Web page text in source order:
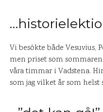
Vi besökte både
men priset som
våra timmar i Vadstena.
som jag vilket år som helst